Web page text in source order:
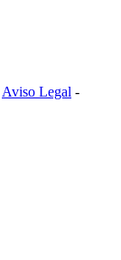
Aviso Legal -